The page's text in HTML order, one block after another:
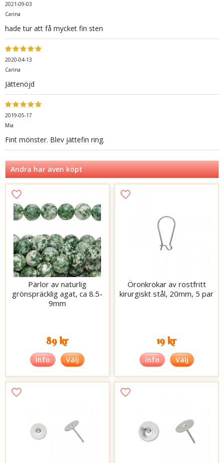
2021-09-03
Carina
hade tur att få mycket fin sten
2020-04-13
Carina
Jättenöjd
2019-05-17
Mia
Fint mönster. Blev jättefin ring.
Andra har även köpt
Pärlor av naturlig
grönspräcklig agat, ca 8.5-
9mm
89 kr
Info Välj
Öronkrokar av rostfritt
kirurgiskt stål, 20mm, 5 par
19 kr
Info Välj